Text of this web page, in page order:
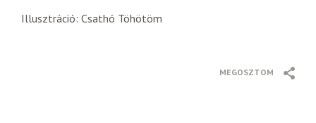
Illusztráció: Csathó Töhötöm
MEGOSZTOM